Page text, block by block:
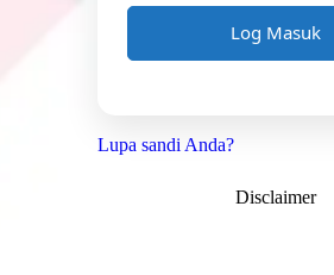
Lupa sandi Anda?
Disclaimer